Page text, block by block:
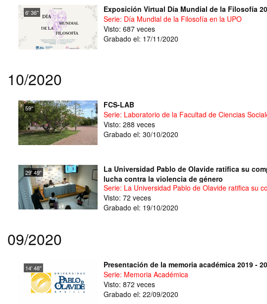
6' 36''
Exposición Virtual Día Mundial de la Filosofía
Serie: Día Mundial de la Filosofía en la UPO
Visto: 687 veces
Grabado el: 17/11/2020
10/2020
59''
FCS-LAB
Serie: Laboratorio de la Facultad de Ciencias
Visto: 288 veces
Grabado el: 30/10/2020
29' 49''
La Universidad Pablo de Olavide ratifica su
lucha contra la violencia de género
Serie: La Universidad Pablo de Olavide ratifica su
Visto: 72 veces
Grabado el: 19/10/2020
09/2020
14' 48''
Presentación de la memoria académica 2019 -
Serie: Memoria Académica
Visto: 872 veces
Grabado el: 22/09/2020